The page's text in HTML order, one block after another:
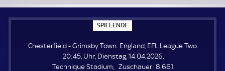
SPIELENDE
P
E
L
E
N
Chesterfield - Grimsby Town. England, EFL League Two.
20:45, Uhr, Dienstag, 14.04.2026.
Technique Stadium
Zuschauer: Z
8.661.